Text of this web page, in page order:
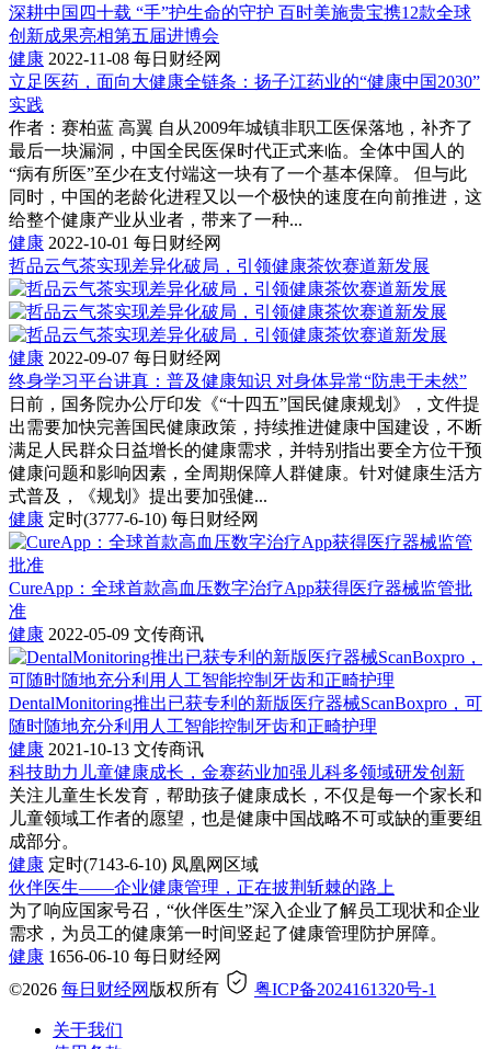
深耕中国四十载 “手”护生命的守护 百时美施贵宝携12款全球
创新成果亮相第五届进博会
健康 2022-11-08 每日财经网
立足医药，面向大健康全链条：扬子江药业的“健康中国2030”
实践
作者：赛柏蓝 高翼 自从2009年城镇非职工医保落地，补齐了
最后一块漏洞，中国全民医保时代正式来临。全体中国人的
“病有所医”至少在支付端这一块有了一个基本保障。 但与此
同时，中国的老龄化进程又以一个极快的速度在向前推进，这
给整个健康产业从业者，带来了一种...
健康 2022-10-01 每日财经网
哲品云气茶实现差异化破局，引领健康茶饮赛道新发展
健康 2022-09-07 每日财经网
终身学习平台讲真：普及健康知识 对身体异常“防患于未然”
日前，国务院办公厅印发《“十四五”国民健康规划》，文件提
出需要加快完善国民健康政策，持续推进健康中国建设，不断
满足人民群众日益增长的健康需求，并特别指出要全方位干预
健康问题和影响因素，全周期保障人群健康。针对健康生活方
式普及，《规划》提出要加强健...
健康 定时(3777-6-10) 每日财经网
CureApp：全球首款高血压数字治疗App获得医疗器械监管批
准
健康 2022-05-09 文传商讯
DentalMonitoring推出已获专利的新版医疗器械ScanBoxpro，可
随时随地充分利用人工智能控制牙齿和正畸护理
健康 2021-10-13 文传商讯
科技助力儿童健康成长，金赛药业加强儿科多领域研发创新
关注儿童生长发育，帮助孩子健康成长，不仅是每一个家长和
儿童领域工作者的愿望，也是健康中国战略不可或缺的重要组
成部分。
健康 定时(7143-6-10) 凤凰网区域
伙伴医生——企业健康管理，正在披荆斩棘的路上
为了响应国家号召，“伙伴医生”深入企业了解员工现状和企业
需求，为员工的健康第一时间竖起了健康管理防护屏障。
健康 1656-06-10 每日财经网
©2026 每日财经网 版权所有 粤ICP备2024161320号-1
关于我们